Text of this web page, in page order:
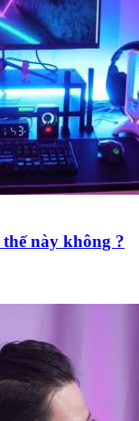
này không ?